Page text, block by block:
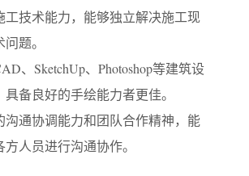
工技术能力，能够独立解决施工现
题。
、SketchUp、Photoshop等建筑设
备良好的手绘能力者更佳。
沟通协调能力和团队合作精神，能
人员进行沟通协作。